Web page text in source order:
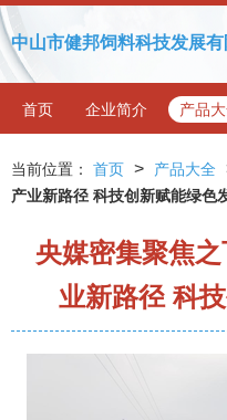
中山市健邦饲料科技发展有
首页 企业简介 产品
当前位置： 首页 > 产品大全
产业新路径 科技创新赋能绿色
央媒密集聚焦
业新路径 科